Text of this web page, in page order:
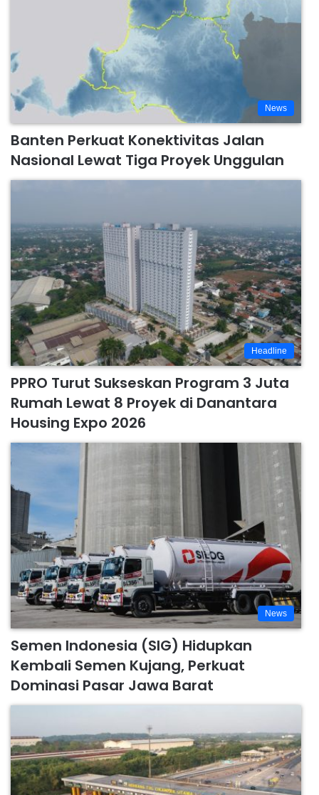
News
Banten Perkuat Konektivitas Jalan
Nasional Lewat Tiga Proyek Unggulan
Headline
PPRO Turut Sukseskan Program 3 Juta
Rumah Lewat 8 Proyek di Danantara
Housing Expo 2026
News
Semen Indonesia (SIG) Hidupkan
Kembali Semen Kujang, Perkuat
Dominasi Pasar Jawa Barat